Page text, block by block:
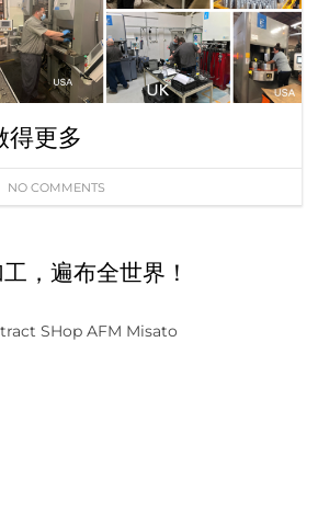
得更多
NO COMMENTS
，遍布全世界！